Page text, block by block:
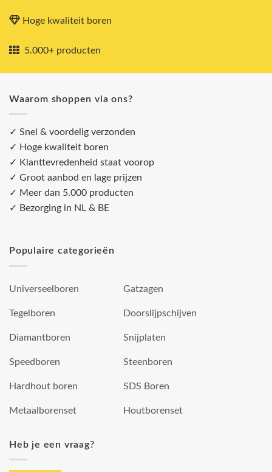
Hoge kwaliteit boren
5.000+ producten
Waarom shoppen via ons?
✓ Snel & voordelig verzonden
✓ Hoge kwaliteit boren
✓ Klanttevredenheid staat voorop
✓ Groot aanbod en lage prijzen
✓ Meer dan 5.000 producten
✓ Bezorging in NL & BE
Populaire categorieën
Universeelboren
Tegelboren
Diamantboren
Speedboren
Hardhout boren
Metaalborenset
Gatzagen
Doorslijpschijven
Snijplaten
Steenboren
SDS Boren
Houtborenset
Heb je een vraag?